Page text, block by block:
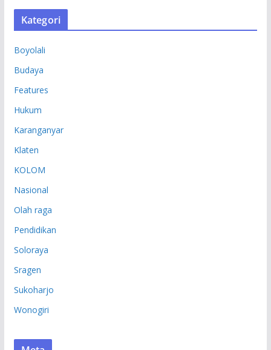
S
Kategori
Boyolali
Budaya
Features
Hukum
Karanganyar
Klaten
KOLOM
Nasional
Olah raga
Pendidikan
Soloraya
Sragen
Sukoharjo
Wonogiri